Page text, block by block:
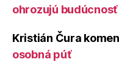
ohrozujú
Kristián Čura
osobná púť